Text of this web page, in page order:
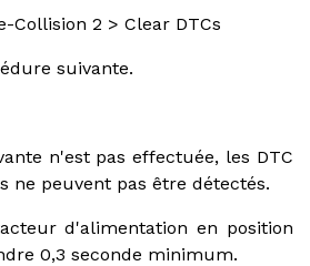
Collision 2 > Clear DTCs
suivante.
n'est pas effectuée, les DTC
ne peuvent pas être détectés.
d'alimentation en position
0,3 seconde minimum.